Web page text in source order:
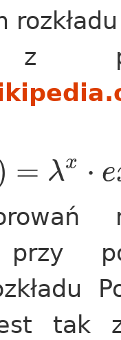
z
= λx ⋅ e
przy
tak